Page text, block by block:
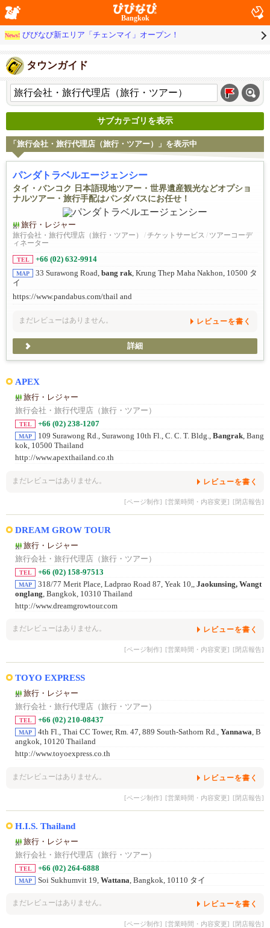
Bangkok
News! びびなび新エリア「チェンマイ」オープン！
タウンガイド
サブカテゴリを表示
「旅行会社・旅行代理店（旅行・ツアー）」を表示中
パンダトラベルエージェンシー
タイ・バンコク 日本語現地ツアー・世界遺産観光などオプショ
ナルツアー・旅行手配はパンダバスにお任せ！
旅行・レジャー
旅行会社・旅行代理店（旅行・ツアー）
/チケットサービス / ツアーコーデ
ィネーター
TEL +66 (02) 632-9914
MAP 33 Surawong Road, bang rak, Krung Thep Maha Nakhon, 10500 タ
イ
https://www.pandabus.com/thail and
まだレビューはありません。 レビューを書く
詳細
APEX
旅行・レジャー
旅行会社・旅行代理店（旅行・ツアー）
TEL +66 (02) 238-1207
MAP 109 Surawong Rd., Surawong 10th Fl., C. C. T. Bldg., Bangrak, Bang
kok, 10500 Thailand
http://www.apexthailand.co.th
まだレビューはありません。 レビューを書く
[ページ制作] [営業時間・内容変更] [閉店報告]
DREAM GROW TOUR
旅行・レジャー
旅行会社・旅行代理店（旅行・ツアー）
TEL +66 (02) 158-97513
MAP 318/77 Merit Place, Ladprao Road 87, Yeak 10,, Jaokunsing, Wangt
onglang , Bangkok, 10310 Thailand
http://www.dreamgrowtour.com
まだレビューはありません。 レビューを書く
[ページ制作] [営業時間・内容変更] [閉店報告]
TOYO EXPRESS
旅行・レジャー
旅行会社・旅行代理店（旅行・ツアー）
TEL +66 (02) 210-08437
MAP 4th Fl., Thai CC Tower, Rm. 47, 889 South-Sathorn Rd., Yannawa, B
angkok, 10120 Thailand
http://www.toyoexpress.co.th
まだレビューはありません。 レビューを書く
[ページ制作] [営業時間・内容変更] [閉店報告]
H.I.S. Thailand
旅行・レジャー
旅行会社・旅行代理店（旅行・ツアー）
TEL +66 (02) 264-6888
MAP Soi Sukhumvit 19, Wattana, Bangkok, 10110 タイ
まだレビューはありません。 レビューを書く
[ページ制作] [営業時間・内容変更] [閉店報告]